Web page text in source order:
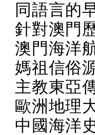
同語言的
針對澳門
澳門海洋
媽祖信俗
主教東亞
歐洲地理
中國海洋